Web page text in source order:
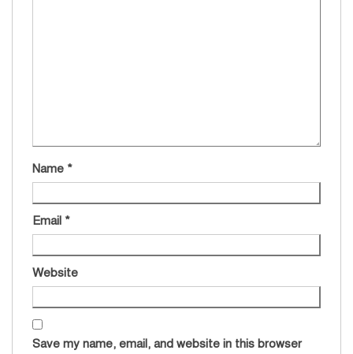
Name *
Email *
Website
Save my name, email, and website in this browser